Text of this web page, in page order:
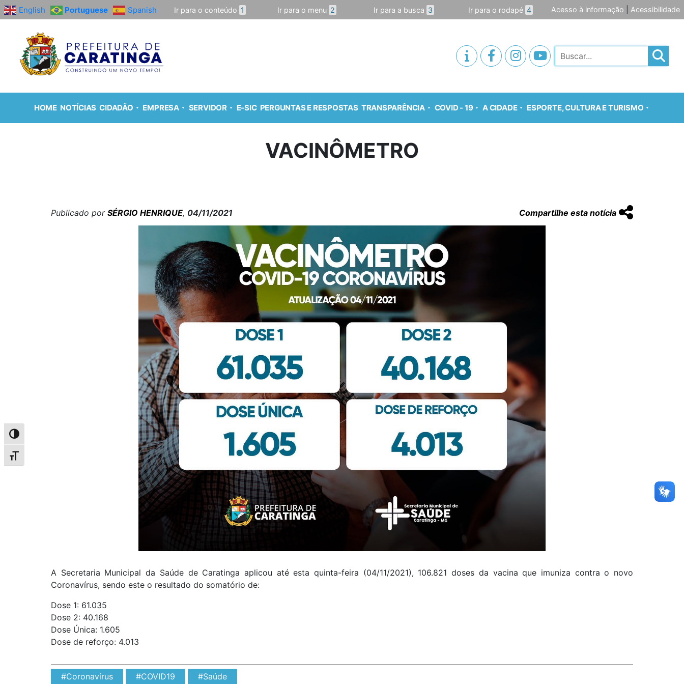
Alternar alto contraste
Alternar tamanho da fonte
English Portuguese Spanish Ir para o conteúdo 1 Ir para o menu 2 Ir para a busca 3 Ir para o rodapé 4 Acesso à informação Acessibilidade
Pesquisar
HOME NOTÍCIAS CIDADÃO EMPRESA SERVIDOR E-SIC PERGUNTAS E RESPOSTAS TRANSPARÊNCIA COVID - 19 A CIDADE ESPORTE, CULTURA E TURISMO
VACINÔMETRO
Publicado por SÉRGIO HENRIQUE, 04/11/2021 Compartilhe esta notícia
A Secretaria Municipal da Saúde de Caratinga aplicou até esta quinta-feira (04/11/2021), 106.821 doses da vacina que imuniza contra o novo
Coronavírus, sendo este o resultado do somatório de:
Dose 1: 61.035
Dose 2: 40.168
Dose Única: 1.605
Dose de reforço: 4.013
#Coronavírus #COVID19 #Saúde